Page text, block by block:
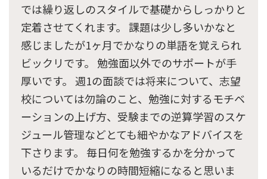
では繰り返しのスタイルで基礎からしっかりと
定着させてくれます。 課題は少し多いかなと
感じましたが1ヶ月でかなりの単語を覚えられ
ビックリです。 勉強面以外でのサポートが手
厚いです。 週1の面談では将来について、志望
校については勿論のこと、勉強に対するモチベ
ーションの上げ方、受験までの逆算学習のスケ
ジュール管理などとても細やかなアドバイスを
下さります。 毎日何を勉強するかを分かって
いるだけでかなりの時間短縮になると思いま